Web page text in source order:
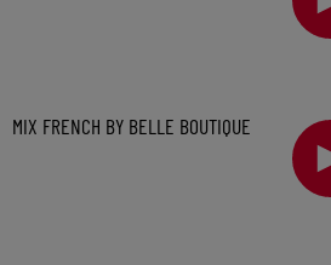
MIX FRENCH BY BELLE BOUTIQUE